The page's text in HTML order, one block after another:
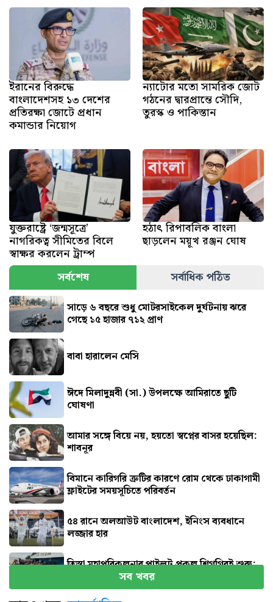
ইরানের বিরুদ্ধে
বাংলাদেশসহ ১৩ দেশের
প্রতিরক্ষা জোটে প্রধান
কমান্ডার নিয়োগ
ন্যাটোর মতো সামরিক জোট
গঠনের দ্বারপ্রান্তে সৌদি,
তুরস্ক ও পাকিস্তান
যুক্তরাষ্ট্রে ‘জন্মসূত্রে’
নাগরিকত্ব সীমিতের বিলে
স্বাক্ষর করলেন ট্রাম্প
হঠাৎ রিপাবলিক বাংলা
ছাড়লেন ময়ূখ রঞ্জন ঘোষ
সর্বশেষ সর্বাধিক পঠিত
সাড়ে ৬ বছরে শুধু মোটরসাইকেল দুর্ঘটনায় ঝরে
গেছে ১৫ হাজার ৭১২ প্রাণ
বাবা হারালেন মেসি
ঈদে মিলাদুন্নবী (সা.) উপলক্ষে আমিরাতে ছুটি
ঘোষণা
আমার সঙ্গে বিয়ে নয়, হয়তো স্বপ্নের বাসর হয়েছিল:
শাবনূর
বিমানে কারিগরি ত্রুটির কারণে রোম থেকে ঢাকাগামী
ফ্লাইটের সময়সূচিতে পরিবর্তন
৫৪ রানে অলআউট বাংলাদেশ, ইনিংস ব্যবধানে
লজ্জার হার
তিস্তা মহাপরিকল্পনার পাইলট প্রকল্প শিগগিরই শুরু:
সব খবর